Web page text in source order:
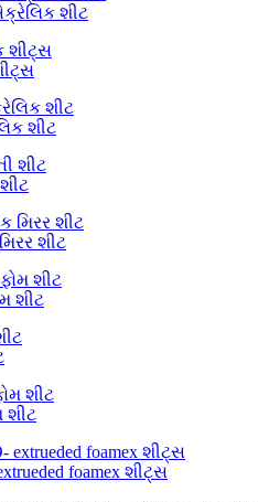
શીટ
શીટ
શીટ
શીટ
શીટ
foamex શીટ્સ